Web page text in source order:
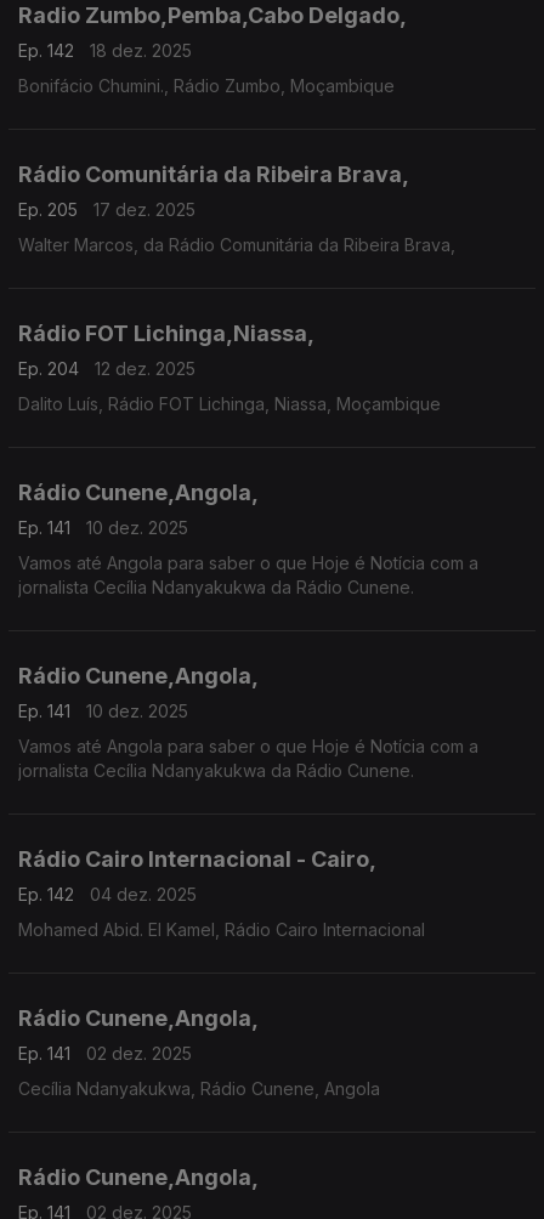
Radio Zumbo,Pemba,Cabo Delgado,
Ep. 142
18 dez. 2025
Bonifácio Chumini., Rádio Zumbo, Moçambique
Rádio Comunitária da Ribeira Brava,
Ep. 205
17 dez. 2025
Walter Marcos, da Rádio Comunitária da Ribeira Brava,
Rádio FOT Lichinga,Niassa,
Ep. 204
12 dez. 2025
Dalito Luís, Rádio FOT Lichinga, Niassa, Moçambique
Rádio Cunene,Angola,
Ep. 141
10 dez. 2025
Vamos até Angola para saber o que Hoje é Notícia com a
jornalista Cecília Ndanyakukwa da Rádio Cunene.
Rádio Cunene,Angola,
Ep. 141
10 dez. 2025
Vamos até Angola para saber o que Hoje é Notícia com a
jornalista Cecília Ndanyakukwa da Rádio Cunene.
Rádio Cairo Internacional - Cairo,
Ep. 142
04 dez. 2025
Mohamed Abid. El Kamel, Rádio Cairo Internacional
Rádio Cunene,Angola,
Ep. 141
02 dez. 2025
Cecília Ndanyakukwa, Rádio Cunene, Angola
Rádio Cunene,Angola,
Ep. 141
02 dez. 2025